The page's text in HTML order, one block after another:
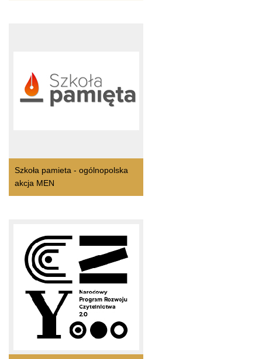
Szkoła pamieta - ogólnopolska
akcja MEN